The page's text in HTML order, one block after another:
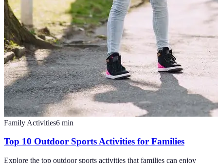
Family Activities6 min
Top 10 Outdoor Sports Activities for Families
Explore the top outdoor sports activities that families can enjoy